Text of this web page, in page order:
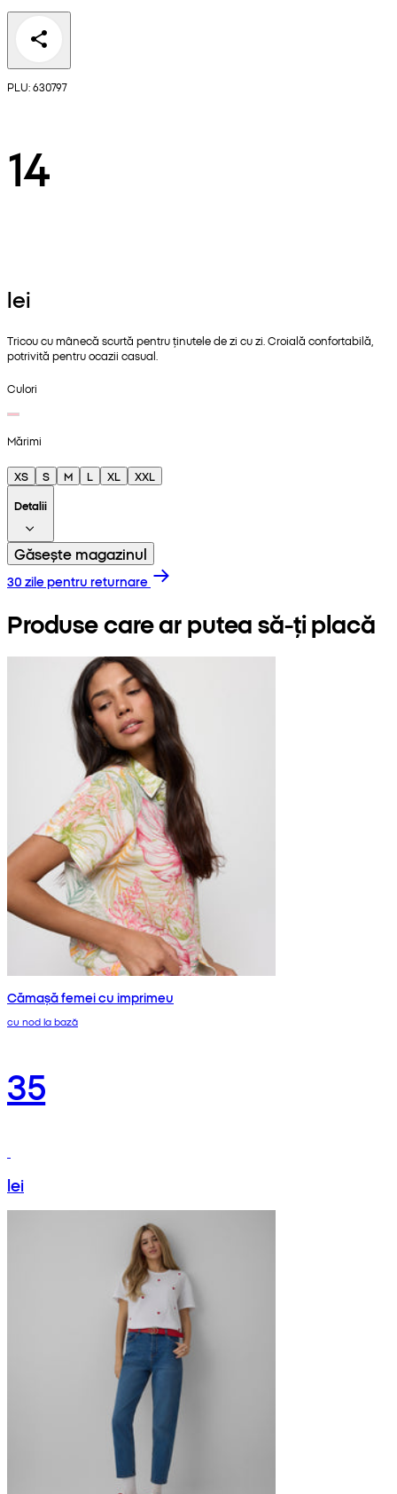
PLU: 630797
14
lei
Tricou cu mânecă scurtă pentru ținutele de zi cu zi. Croială confortabilă,
potrivită pentru ocazii casual.
Culori
Mărimi
XS S M L XL
XXL
Detalii
Găsește magazinul
30 zile pentru returnare
Produse care ar putea să-ți placă
Cămașă femei cu imprimeu
cu nod la bază
35
lei